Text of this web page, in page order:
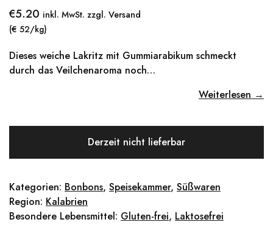
€5.20 inkl. MwSt. zzgl. Versand
(€ 52/kg)
Dieses weiche Lakritz mit Gummiarabikum schmeckt
durch das Veilchenaroma noch…
Weiterlesen →
Derzeit nicht lieferbar
Kategorien: Bonbons, Speisekammer, Süßwaren
Region: Kalabrien
Besondere Lebensmittel: Gluten-frei, Laktosefrei